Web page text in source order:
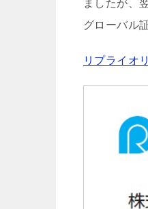
ましたが、
グローバル
リプライオ